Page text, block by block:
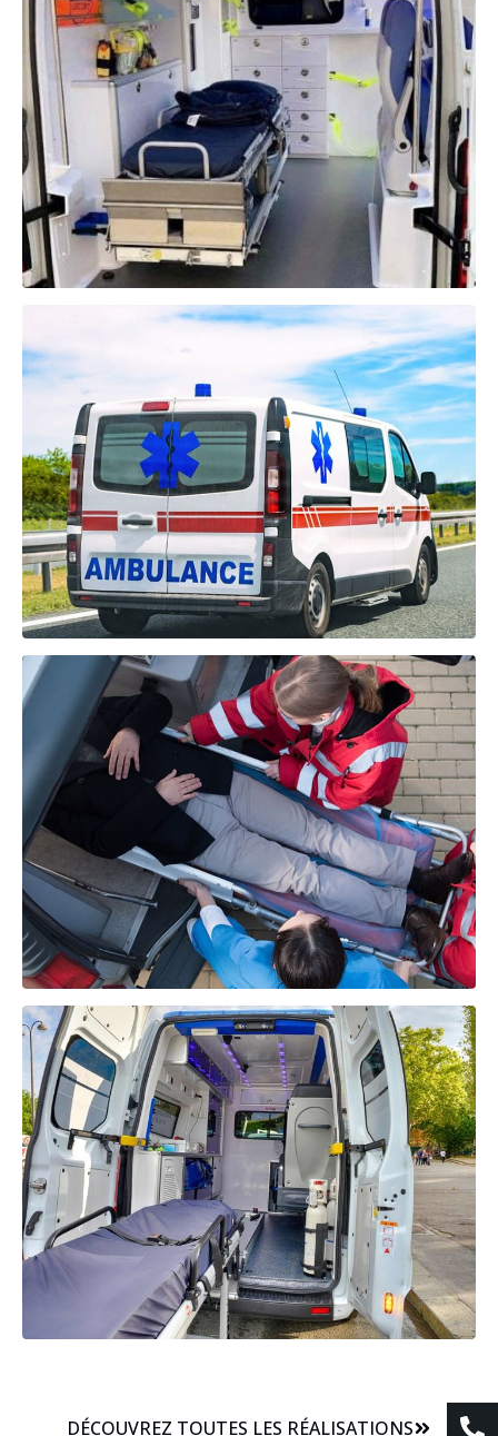
DÉCOUVREZ TOUTES LES RÉALISATIONS